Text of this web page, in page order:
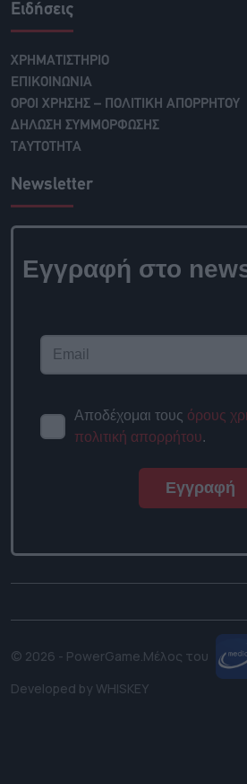
Ειδήσεις
ΧΡΗΜΑΤΙΣΤΗΡΙΟ
ΕΠΙΚΟΙΝΩΝΙΑ
ΟΡΟΙ ΧΡΗΣΗΣ – ΠΟΛΙΤΙΚΗ ΑΠΟΡΡΗΤΟΥ
ΔΗΛΩΣΗ ΣΥΜΜΟΡΦΩΣΗΣ
ΤΑΥΤΟΤΗΤΑ
Newsletter
Εγγραφή στο
Αποδέχομαι τους
και την πολιτική
© 2026 - PowerGame.Μέλος του